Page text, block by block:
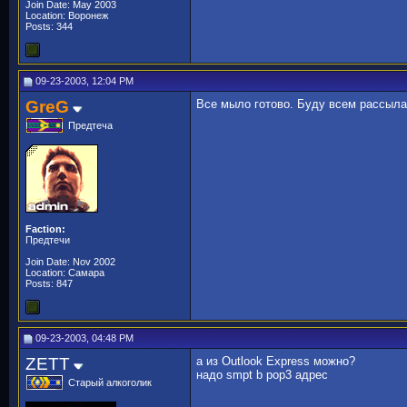
Join Date: May 2003
Location: Воронеж
Posts: 344
09-23-2003, 12:04 PM
GreG
Предтеча
Faction:
Предтечи
Join Date: Nov 2002
Location: Самара
Posts: 847
Все мыло готово. Буду всем
09-23-2003, 04:48 PM
ZETT
Старый алкоголик
a из Outlook Express можно?
надо smpt b pop3 адрес